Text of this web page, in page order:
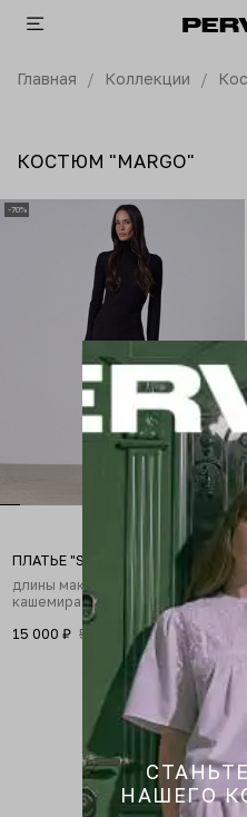
Главная Коллекции
КОСТЮМ "MARGO"
-70%
ПЛАТЬЕ "STROGO"
длины макси из
кашемира и шелка
15 000 ₽ 50 000 ₽
НАШЕГО